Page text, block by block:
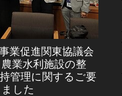
業促進関東協議会
業水利施設の整
管理に関するご要
した